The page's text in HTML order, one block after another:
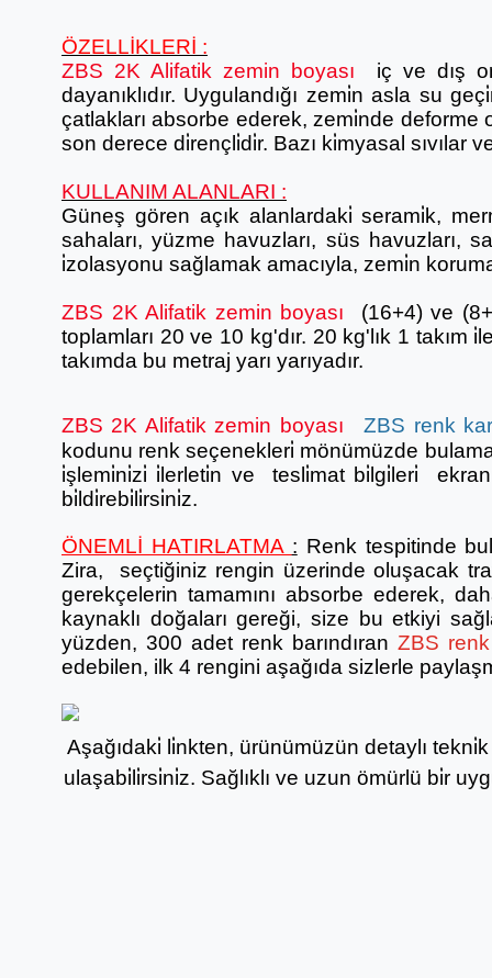
ÖZELLİKLERİ :
ZBS 2K Alifatik zemin boyası
iç ve dış
dayanıklıdır. Uygulandığı zemi̇n asla su
çatlakları absorbe ederek, zemi̇nde deforme
son derece di̇rençli̇di̇r. Bazı ki̇myasal sıvılar
KULLANIM ALANLARI :
Güneş gören açık alanlardaki̇ serami̇k,
sahaları, yüzme havuzları, süs havuzları,
i̇zolasyonu sağlamak amacıyla, zemi̇n
ZBS 2K Alifatik zemin boyası
(16+4) ve
toplamları 20 ve 10 kg'dır. 20 kg'lık 1 takım
takımda bu metraj yarı yarıyadır.
ZBS 2K Alifatik zemin boyası ZBS renk
kodunu renk seçenekleri̇ mönümüzde
i̇şlemi̇ni̇zi̇ i̇lerleti̇n ve tesli̇mat bi̇lgi̇leri̇
bi̇ldi̇rebi̇li̇rsi̇ni̇z.
ÖNEMLİ HATIRLATMA : Renk tespitinde
Zira, seçtiğiniz rengin üzerinde oluşacak
gerekçelerin tamamını absorbe ederek,
kaynaklı doğaları gereği, size bu etkiyi
yüzden, 300 adet renk barındıran ZBS renk
edebilen, ilk 4 rengini aşağıda sizlerle
Aşağıdaki̇ li̇nkten, ürünümüzün detaylı
ulaşabi̇li̇rsi̇ni̇z. Sağlıklı ve uzun ömürlü bi̇r